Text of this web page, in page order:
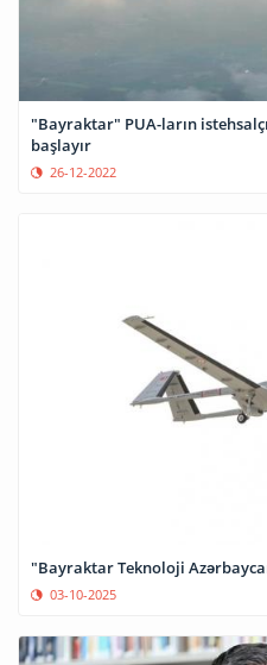
"Bayraktar" PUA-ların
başlayır
26-12-2022
"Bayraktar Teknoloji
03-10-2025